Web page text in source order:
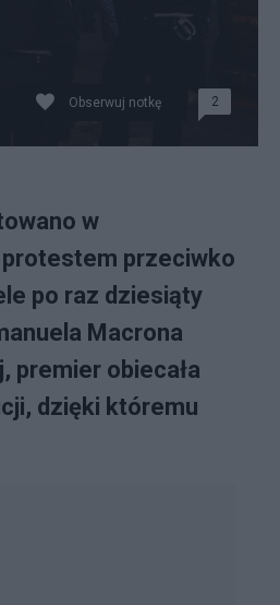
Obserwuj notkę 2
w
protestem przeciwko
po raz dziesiąty
Macrona
premier obiecała
dzięki któremu